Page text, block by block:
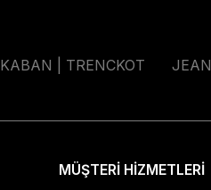
KABAN | TRENCKOT JEAN
MÜŞTERİ HİZMETLERİ